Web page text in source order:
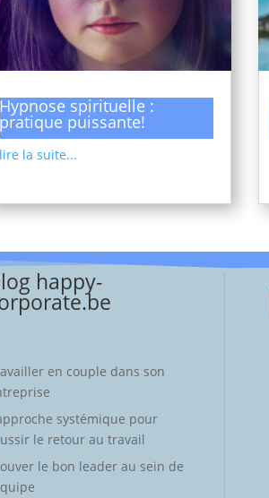
Hypnose spirituelle :
pratique puissante!
lire la suite...
happy-
en couple dans son
systémique pour
le retour au travail
le bon leader au sein de